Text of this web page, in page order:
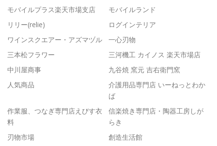
モバイルプラス楽天市場支店
モバイルランド
リリー(relie)
ログインテリア
ワインスクエアー・アズマヅル
一心刃物
三本松フラワー
三河機工 カイノス 楽天市場店
中川屋商事
九谷焼 窯元 吉右衛門窯
人気商品
介護用品専門店 いーねっとわか
ば
作業服、つなぎ専門店えびす衣
料
信楽焼き専門店・陶器工房しが
らき
刃物市場
創造生活館